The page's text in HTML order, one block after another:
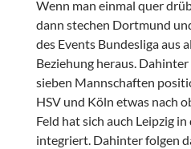
Wenn man einmal quer
dann stechen Dortmund
des Events Bundesliga aus
Beziehung heraus.
sieben Mannschaften
HSV und Köln etwas nach
Feld hat sich auch Leipzig
integriert. Dahinter folgen